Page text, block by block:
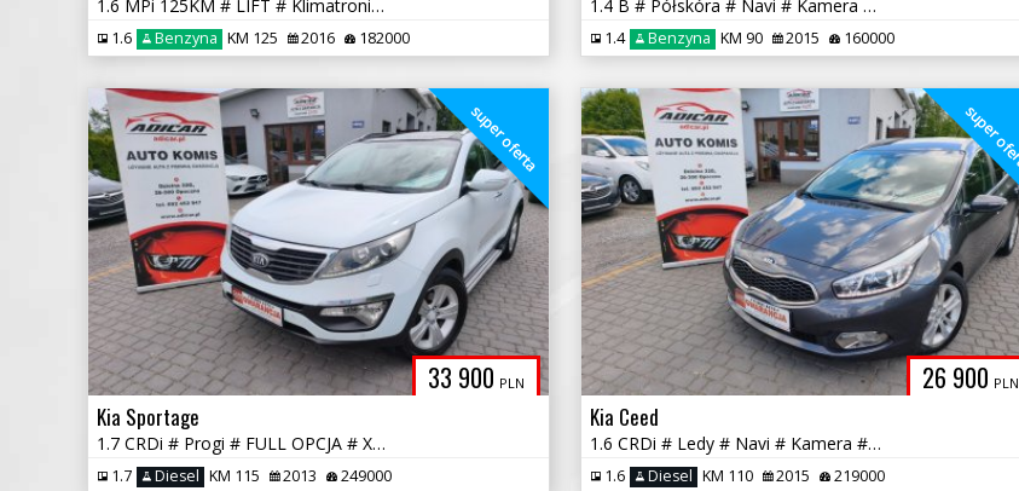
1.6 MPi 125KM # LIFT # Klimatronik # Felga # Piękny! # GWARANCJA !!!
1.6 Benzyna KM 125 2016 182000
1.4 B # Półskóra # Navi # Kamera # Piękna! # Serwis # GWARANCJA !!!
1.4 Benzyna KM 90 2015 160000
33 900 PLN
super oferta
Kia Sportage
1.7 CRDi # Progi # FULL OPCJA # Xenon # Skóra # Panorama # GWARANCJA!
1.7 Diesel KM 115 2013 249000
26 900 PLN
super
Kia Ceed
1.6 CRDi # Ledy # Navi # Kamera # Isofix # PDC # Felga # GWARANCJA!!!
1.6 Diesel KM 110 2015 219000